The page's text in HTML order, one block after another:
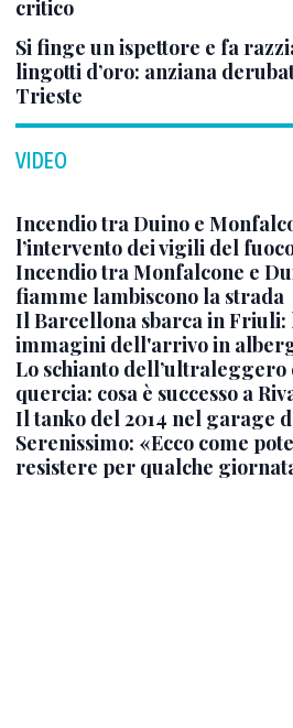
critico
Si finge un ispettore e fa
lingotti d’oro: anziana
Trieste
VIDEO
Incendio tra Duino e
l’intervento dei vigili del
Incendio tra Monfalcone e
fiamme lambiscono la strada
Il Barcellona sbarca in Friuli:
immagini dell'arrivo in
Lo schianto dell’ultraleggero
quercia: cosa è successo a
Il tanko del 2014 nel garage
Serenissimo: «Ecco come
resistere per qualche